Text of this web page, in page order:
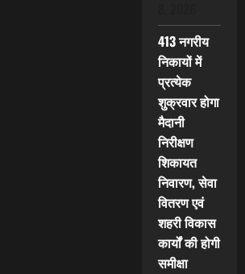
413 नगरीय
निकायों में
प्रत्येक
शुक्रवार होगा
मैदानी
निरीक्षण
शिकायत
निवारण, सेवा
वितरण एवं
शहरी विकास
कार्यों की होगी
समीक्षा